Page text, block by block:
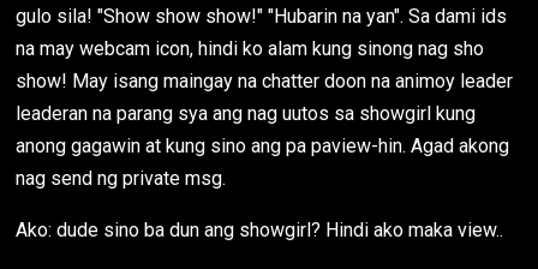
gulo sila! "Show show show!" "Hubarin na yan". Sa dami ids
na may webcam icon, hindi ko alam kung sinong nag sho
show! May isang maingay na chatter doon na animoy leader
leaderan na parang sya ang nag uutos sa showgirl kung
anong gagawin at kung sino ang pa paview-hin. Agad akong
nag send ng private msg.
Ako: dude sino ba dun ang showgirl? Hindi ako maka view..